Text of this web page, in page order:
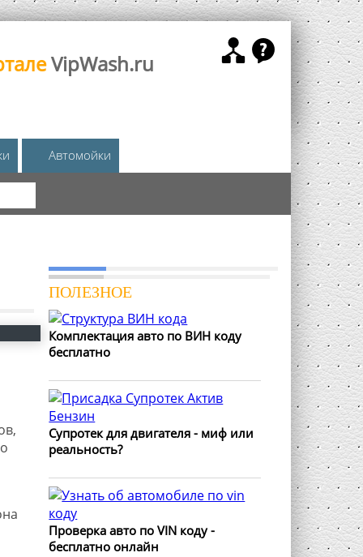
VipWash.ru
Автомойки
ПОЛЕЗНОЕ
Комплектация авто по ВИН коду
бесплатно
Супротек для двигателя - миф или
реальность?
Проверка авто по VIN коду -
бесплатно онлайн